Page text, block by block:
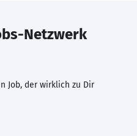
Netzwerk
Job, der wirklich zu Dir